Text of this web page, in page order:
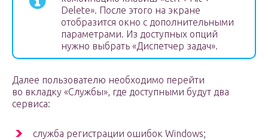
Delete». После этого на экране
отобразится окно с дополнительными
параметрами. Из доступных опций
нужно выбрать «Диспетчер задач».
Далее пользователю необходимо перейти
во вкладку «Службы», где доступными будут два
сервиса:
служба регистрации ошибок Windows;